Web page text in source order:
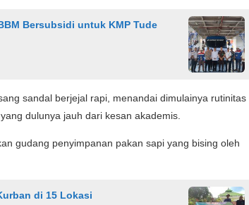
Bersubsidi untuk KMP Tude
sandal berjejal rapi, menandai dimulainya rutinitas
dulunya jauh dari kesan akademis.
gudang penyimpanan pakan sapi yang bising oleh
di 15 Lokasi